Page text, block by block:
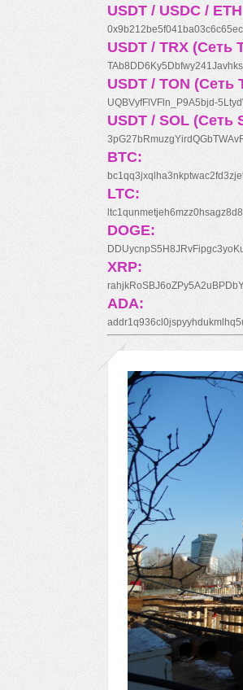
USDT / USDC /
USDT / TRX (Сеть
USDT / TON (Сеть
UQBVyfFlVFln_P9A5bjd-
USDT / SOL (Сеть
BTC:
LTC:
DOGE:
XRP:
ADA: